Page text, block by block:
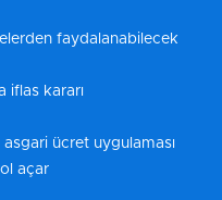
faydalanabilecek
iflas kararı
ücret uygulaması
açar